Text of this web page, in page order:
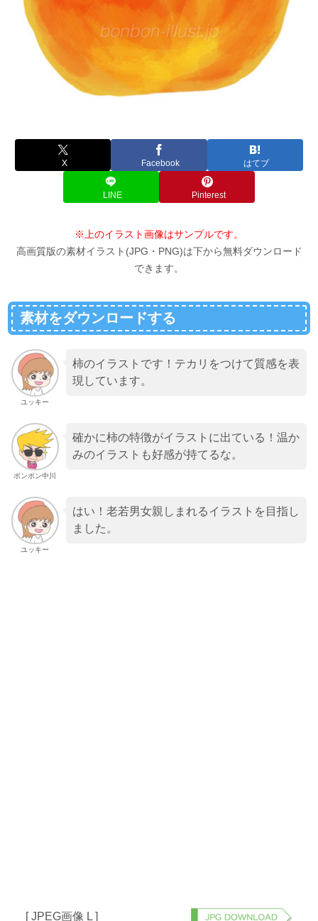
X Facebook はてブ
LINE Pinterest
※上のイラスト画像はサンプルです。
高画質版の素材イラスト(JPG・PNG)は下から無料ダウンロード
できます。
素材をダウンロードする
ユッキー
柿のイラストです！テカリをつけて質感を表
現しています。
ボンボン中川
確かに柿の特徴がイラストに出ている！温か
みのイラストも好感が持てるな。
ユッキー
はい！老若男女親しまれるイラストを目指し
ました。
[ JPEG画像 L ]